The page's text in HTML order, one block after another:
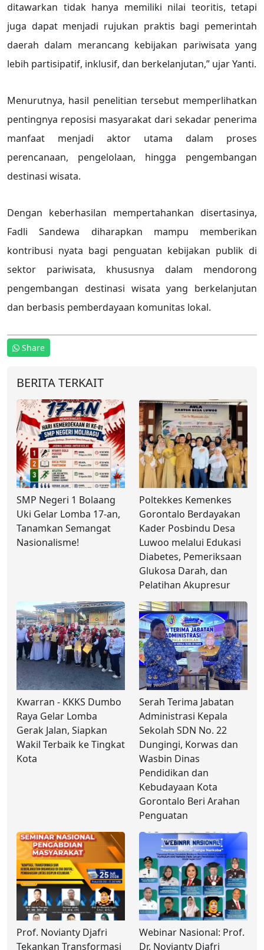
ditawarkan tidak hanya memiliki nilai teoritis, tetapi
juga dapat menjadi rujukan praktis bagi pemerintah
daerah dalam merancang kebijakan pariwisata yang
lebih partisipatif, inklusif, dan berkelanjutan,” ujar Yanti.
Menurutnya, hasil penelitian tersebut memperlihatkan
pentingnya reposisi masyarakat dari sekadar penerima
manfaat menjadi aktor utama dalam proses
perencanaan, pengelolaan, hingga pengembangan
destinasi wisata.
Dengan keberhasilan mempertahankan disertasinya,
Fadli Sandewa diharapkan mampu memberikan
kontribusi nyata bagi penguatan kebijakan publik di
sektor pariwisata, khususnya dalam mendorong
pengembangan destinasi wisata yang berkelanjutan
dan berbasis pemberdayaan komunitas lokal.
Share
BERITA TERKAIT
SMP Negeri 1 Bolaang
Uki Gelar Lomba 17-an,
Tanamkan Semangat
Nasionalisme!
Poltekkes Kemenkes
Gorontalo Berdayakan
Kader Posbindu Desa
Luwoo melalui Edukasi
Diabetes, Pemeriksaan
Glukosa Darah, dan
Pelatihan Akupresur
Kwarran - KKKS Dumbo
Raya Gelar Lomba
Gerak Jalan, Siapkan
Wakil Terbaik ke Tingkat
Kota
Serah Terima Jabatan
Administrasi Kepala
Sekolah SDN No. 22
Dungingi, Korwas dan
Wasbin Dinas
Pendidikan dan
Kebudayaan Kota
Gorontalo Beri Arahan
Penguatan
Prof. Novianty Djafri
Tekankan Transformasi
Webinar Nasional: Prof.
Dr. Novianty Djafri